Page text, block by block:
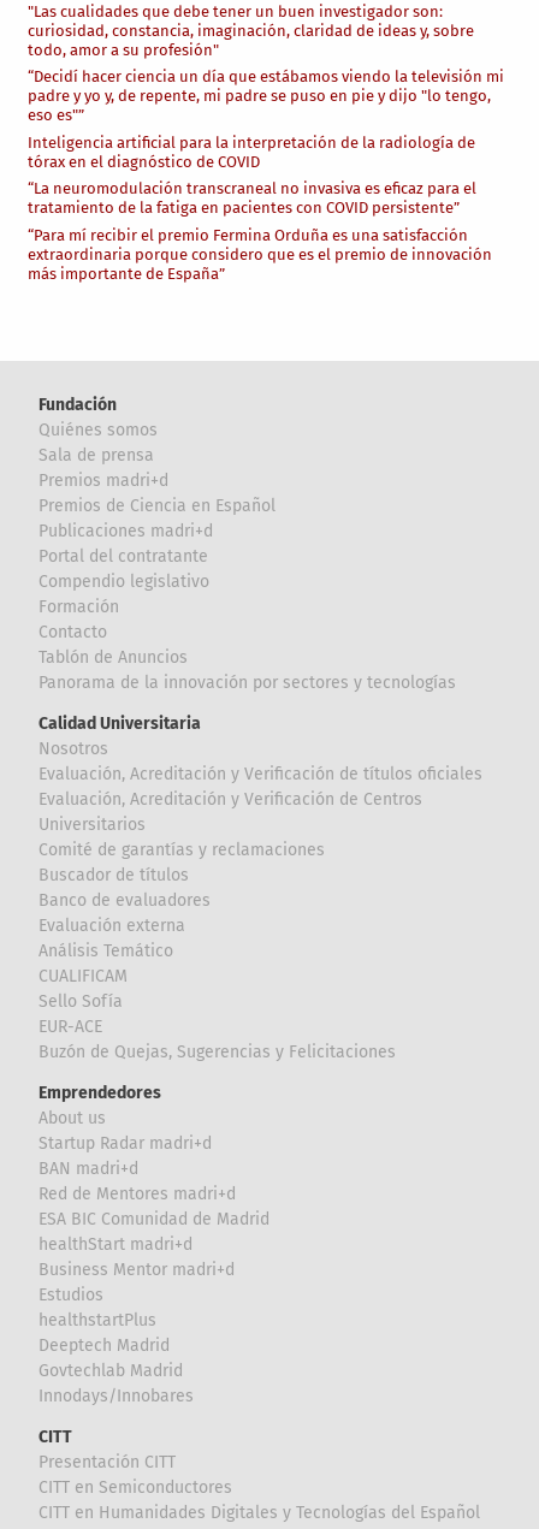
"Las cualidades que debe tener un buen investigador son:
curiosidad, constancia, imaginación, claridad de ideas y, sobre
todo, amor a su profesión"
“Decidí hacer ciencia un día que estábamos viendo la televisión mi
padre y yo y, de repente, mi padre se puso en pie y dijo "lo tengo,
eso es"”
Inteligencia artificial para la interpretación de la radiología de
tórax en el diagnóstico de COVID
“La neuromodulación transcraneal no invasiva es eficaz para el
tratamiento de la fatiga en pacientes con COVID persistente”
“Para mí recibir el premio Fermina Orduña es una satisfacción
extraordinaria porque considero que es el premio de innovación
más importante de España”
Fundación
Quiénes somos
Sala de prensa
Premios madri+d
Premios de Ciencia en Español
Publicaciones madri+d
Portal del contratante
Compendio legislativo
Formación
Contacto
Tablón de Anuncios
Panorama de la innovación por sectores y tecnologías
Calidad Universitaria
Nosotros
Evaluación, Acreditación y Verificación de títulos oficiales
Evaluación, Acreditación y Verificación de Centros
Universitarios
Comité de garantías y reclamaciones
Buscador de títulos
Banco de evaluadores
Evaluación externa
Análisis Temático
CUALIFICAM
Sello Sofía
EUR-ACE
Buzón de Quejas, Sugerencias y Felicitaciones
Emprendedores
About us
Startup Radar madri+d
BAN madri+d
Red de Mentores madri+d
ESA BIC Comunidad de Madrid
healthStart madri+d
Business Mentor madri+d
Estudios
healthstartPlus
Deeptech Madrid
Govtechlab Madrid
Innodays/Innobares
CITT
Presentación CITT
CITT en Semiconductores
CITT en Humanidades Digitales y Tecnologías del Español